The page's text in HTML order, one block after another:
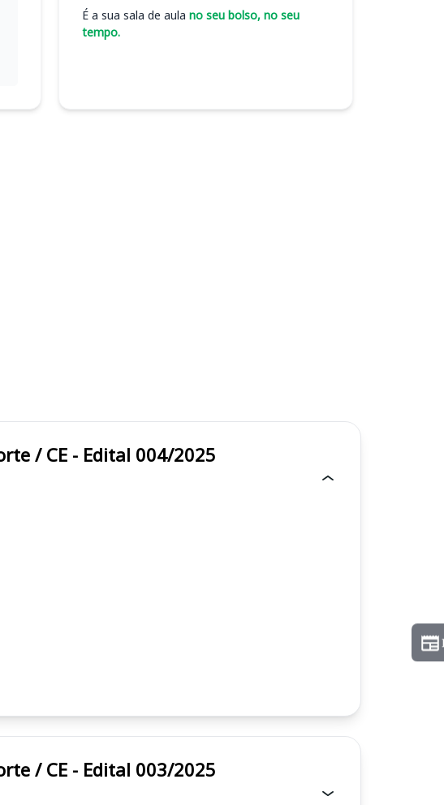
É a sua sala de aula no seu bolso, no seu
tempo.
do Norte / CE - Edital 004/2025
do Norte / CE - Edital 003/2025